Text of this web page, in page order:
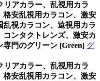
リアカラー、乱視用カラ
格安乱視用カラコン、激安
視カラコン、遠視用カラ
コンタクトレンズ、激安カ
専門のグリーン [Green] グ
リアカラー、乱視用カラ
格安乱視用カラコン、激安